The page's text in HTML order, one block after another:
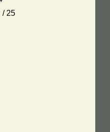
/ 25